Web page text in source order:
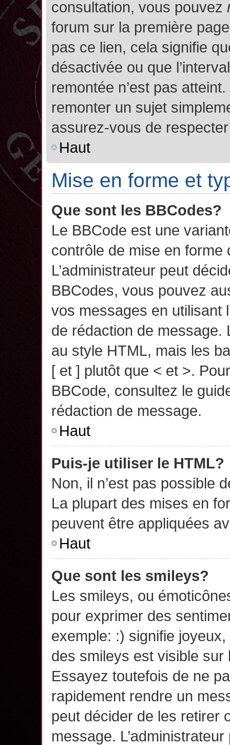
consultation, vous pouvez
forum sur la première
pas ce lien, cela signifie
désactivée ou que
remontée n’est pas
remonter un sujet
assurez-vous de
Haut
Mise en forme et
Que sont les BBCodes?
Le BBCode est une
contrôle de mise en forme
L’administrateur peut
BBCodes, vous pouvez
vos messages en utilisant
de rédaction de message.
au style HTML, mais les
[ et ] plutôt que < et >.
BBCode, consultez le
rédaction de message.
Haut
Puis-je utiliser le HTML?
Non, il n’est pas possible
La plupart des mises en
peuvent être appliquées
Haut
Que sont les smileys?
Les smileys, ou
pour exprimer des
exemple: :) signifie
des smileys est visible
Essayez toutefois de ne
rapidement rendre un
peut décider de les retirer
message.